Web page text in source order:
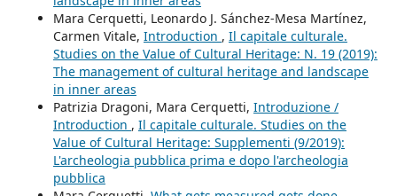
Mara Cerquetti, Leonardo J. Sánchez-Mesa Martínez,
Carmen Vitale, Introduction , Il capitale culturale.
Studies on the Value of Cultural Heritage: N. 19 (2019):
The management of cultural heritage and landscape
in inner areas
Patrizia Dragoni, Mara Cerquetti, Introduzione /
Introduction , Il capitale culturale. Studies on the
Value of Cultural Heritage: Supplementi (9/2019):
L'archeologia pubblica prima e dopo l'archeologia
pubblica